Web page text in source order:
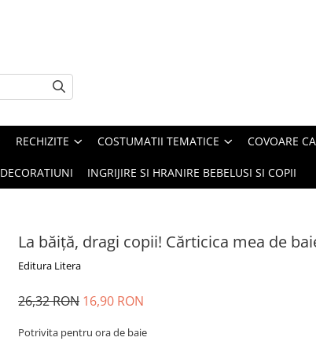
RECHIZITE COSTUMATII TEMATICE COVOARE
DECORATIUNI INGRIJIRE SI HRANIRE BEBELUSI SI COPII
La băiță, dragi copii! Cărticica mea de
Editura Litera
26,32 RON 16,90 RON
Potrivita pentru ora de baie